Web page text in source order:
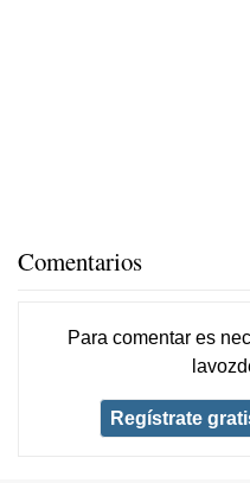
Comentarios
Para comentar es
Regístrate